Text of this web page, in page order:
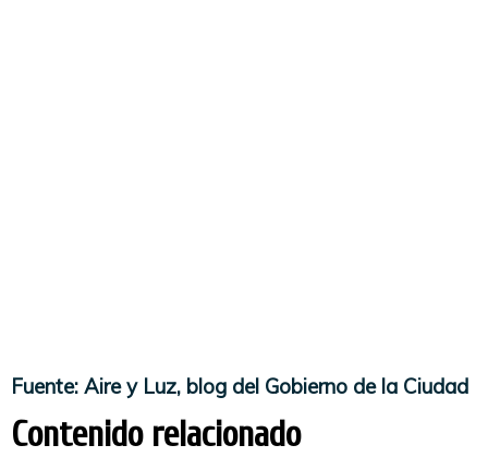
Fuente: Aire y Luz, blog del Gobierno de la Ciudad
Contenido relacionado